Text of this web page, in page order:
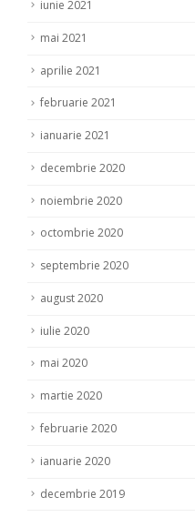
iunie 2021
mai 2021
aprilie 2021
februarie 2021
ianuarie 2021
decembrie 2020
noiembrie 2020
octombrie 2020
septembrie 2020
august 2020
iulie 2020
mai 2020
martie 2020
februarie 2020
ianuarie 2020
decembrie 2019